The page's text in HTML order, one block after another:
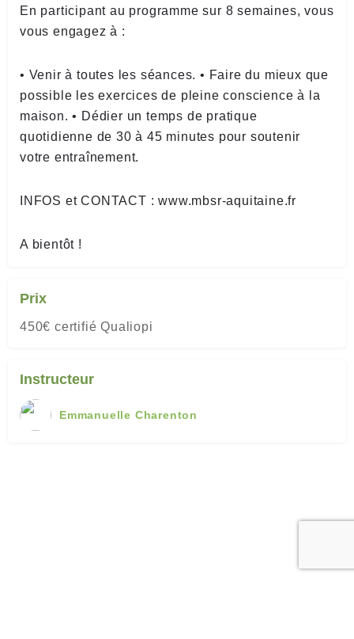
En participant au programme sur 8 semaines, vous
vous engagez à :
• Venir à toutes les séances. • Faire du mieux que
possible les exercices de pleine conscience à la
maison. • Dédier un temps de pratique
quotidienne de 30 à 45 minutes pour soutenir
votre entraînement.
INFOS et CONTACT : www.mbsr-aquitaine.fr
A bientôt !
Prix
450€ certifié Qualiopi
Instructeur
Emmanuelle Charenton